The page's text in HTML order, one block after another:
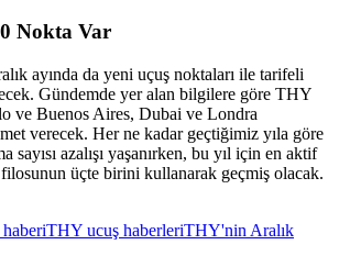
Nokta Var
ayında da yeni uçuş noktaları ile tarifeli
Gündemde yer alan bilgilere göre THY
ve Buenos Aires, Dubai ve Londra
verecek. Her ne kadar geçtiğimiz yıla göre
sayısı azalışı yaşanırken, bu yıl için en aktif
üçte birini kullanarak geçmiş olacak.
THY ucuş haberleriTHY'nin Aralık